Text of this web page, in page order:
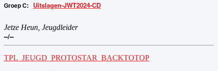
Groep C: Uitslagen-JWT2024-CD
Jetze Heun, Jeugdleider
--/--
TPL_JEUGD_PROTOSTAR_BACKTOTOP